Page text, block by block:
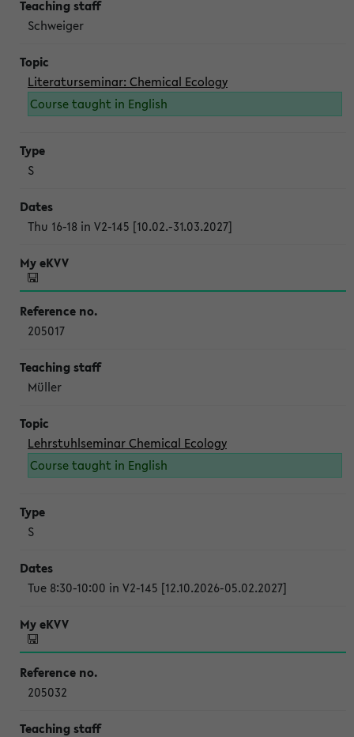
Schweiger
Literaturseminar: Chemical Ecology
Course taught in English
S
Thu 16-18 in V2-145 [10.02.-31.03.2027]
205017
Müller
Lehrstuhlseminar Chemical Ecology
Course taught in English
S
Tue 8:30-10:00 in V2-145 [12.10.2026-05.02.2027]
205032